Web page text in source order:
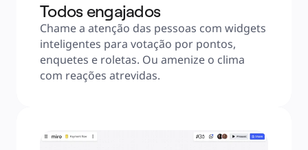
Todos engajados
Chame a atenção das pessoas com widgets
inteligentes para votação por pontos,
enquetes e roletas. Ou amenize o clima
com reações atrevidas.